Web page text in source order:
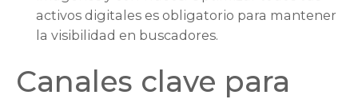
activos digitales es obligatorio para mantener
la visibilidad en buscadores.
Canales clave para